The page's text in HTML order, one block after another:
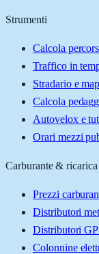
Strumenti
Calcola
Traffico in
Stradario e
Calcola
Autovelox e
Orari mezzi
Carburante & ricarica
Prezzi
Distributori
Distributori
Colonnine